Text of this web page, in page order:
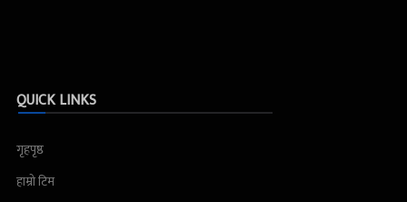
QUICK LINKS
गृहपृष्ठ
हाम्रो टिम